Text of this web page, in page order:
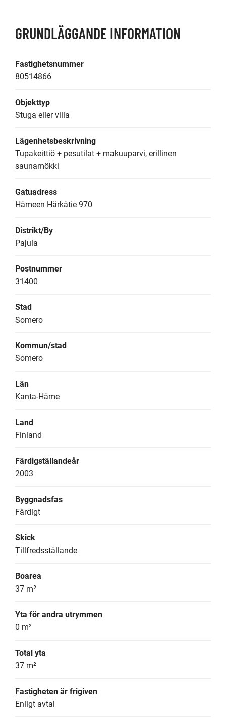
GRUNDLÄGGANDE INFORMATION
Fastighetsnummer
80514866
Objekttyp
Stuga eller villa
Lägenhetsbeskrivning
Tupakeittiö + pesutilat + makuuparvi, erillinen
saunamökki
Gatuadress
Hämeen Härkätie 970
Distrikt/By
Pajula
Postnummer
31400
Stad
Somero
Kommun/stad
Somero
Län
Kanta-Häme
Land
Finland
Färdigställandeår
2003
Byggnadsfas
Färdigt
Skick
Tillfredsställande
Boarea
37 m²
Yta för andra utrymmen
0 m²
Total yta
37 m²
Fastigheten är frigiven
Enligt avtal